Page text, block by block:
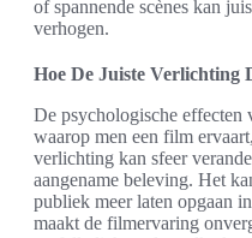
of spannende scènes kan
verhogen.
Hoe De Juiste Verlichting
De psychologische effecten
waarop men een film
verlichting kan sfeer
aangename beleving. Het
publiek meer laten opgaan
maakt de filmervaring